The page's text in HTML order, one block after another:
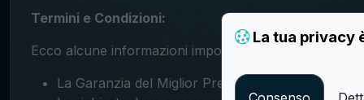
Termini e Condizioni:
Ecco alcune informazioni importanti da considerare:
La Garanzia del Miglior Prezzo è applicabile
La tua privacy